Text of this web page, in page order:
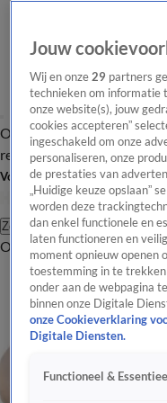
Overzicht Laatste nieuws
redactie
Volg Hart van Nederland
Zoeken
OverzichtRegio
Jouw
Wij en onze29 partners
technieken om informatie
onze website(s), jouw
cookies accepteren”
ingeschakeld om onze
personaliseren, onze
de prestaties van
„Huidige keuze opslaan”
worden deze
dan enkel functionele en
laten functioneren en
moment opnieuw openen
toestemming in te
onder aan de webpagina
binnen onze Digitale
onze Cookieverklaring
Digitale Diensten.
Functioneel & Essentieel